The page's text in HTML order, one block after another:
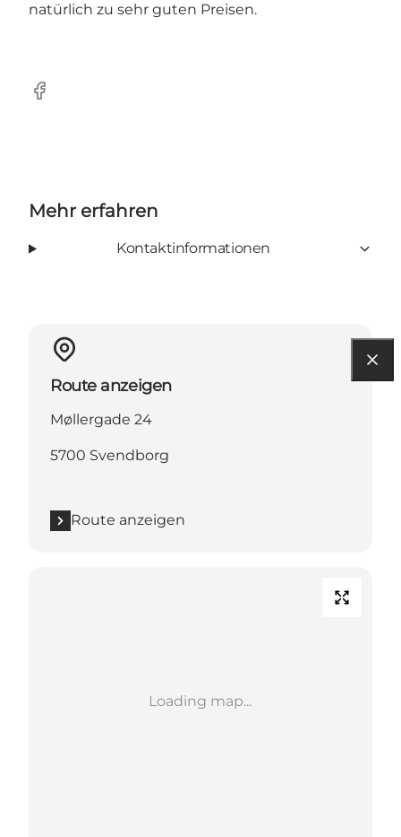
natürlich zu sehr guten Preisen.
Facebook
Mehr erfahren
Kontaktinformationen
Route anzeigen
Møllergade 24
5700 Svendborg
Route anzeigen
Loading map...